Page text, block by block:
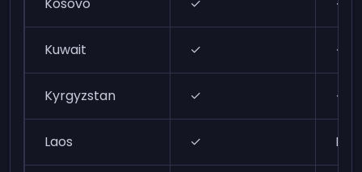
Kuwait ✓ ✓
Kyrgyzstan ✓ ✓
Laos ✓ N/A